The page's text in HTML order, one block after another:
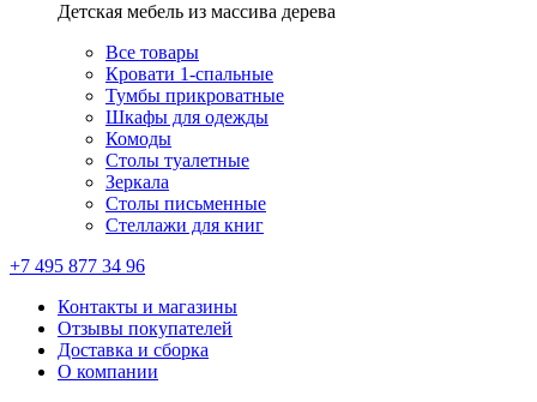
Детская мебель из массива дерева
Все товары
Кровати 1-спальные
Тумбы прикроватные
Шкафы для одежды
Комоды
Столы туалетные
Зеркала
Столы письменные
Стеллажи для книг
+7 495 877 34 96
Контакты и магазины
Отзывы покупателей
Доставка и сборка
О компании